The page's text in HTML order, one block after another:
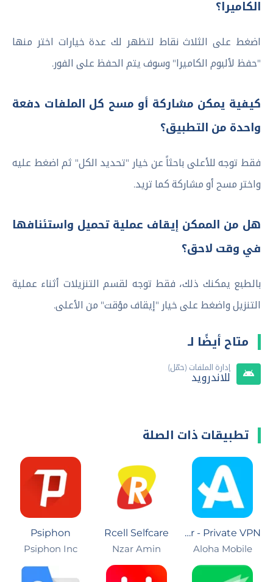
الكاميرا؟
اضغط على الثلاث نقاط لتظهر لك عدة خيارات اختر منها
"حفظ لألبوم الكاميرا" وسوف يتم الحفظ على الفور.
كيفية يمكن مشاركة أو مسح كل الملفات دفعة
واحدة من التطبيق؟
فقط توجه للأعلى باحثاً عن خيار "تحديد الكل" ثم اضغط عليه
واختر مسح أو مشاركة كما تريد.
هل من الممكن إيقاف عملية تحميل واستئنافها
في وقت لاحق؟
بالطبع يمكنك ذلك، فقط توجه لقسم التنزيلات أثناء عملية
التنزيل واضغط على خيار "إيقاف مؤقت" من الأعلى.
متاح أيضًا لـ
إدارة الملفات (حمّل)
للاندرويد
تطبيقات ذات الصلة
Aloha Browser - Private VPN
Aloha Mobile
Rcell Selfcare
Nzar Amin
Psiphon
Psiphon Inc